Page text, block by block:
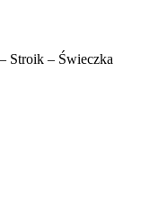
Stroik – Świeczka